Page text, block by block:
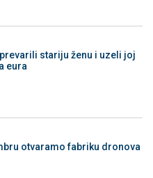
stariju ženu i uzeli joj
eura
otvaramo fabriku dronova